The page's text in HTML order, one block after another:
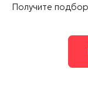
Получите